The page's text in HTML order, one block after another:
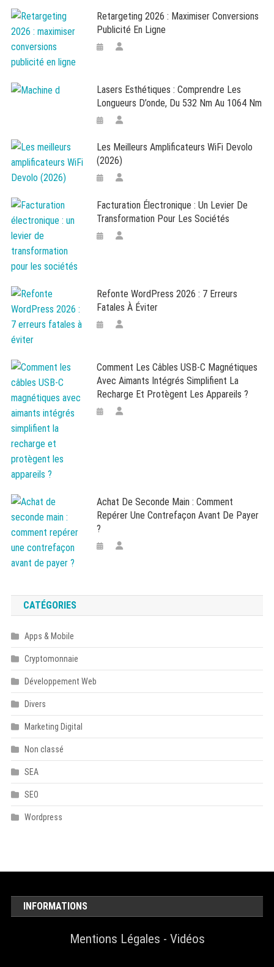
Retargeting 2026 : Maximiser Conversions
Publicité En Ligne
Lasers Esthétiques : Comprendre Les
Longueurs D’onde, Du 532 Nm Au 1064 Nm
Les Meilleurs Amplificateurs WiFi Devolo
(2026)
Facturation Électronique : Un Levier De
Transformation Pour Les Sociétés
Refonte WordPress 2026 : 7 Erreurs
Fatales À Éviter
Comment Les Câbles USB-C Magnétiques
Avec Aimants Intégrés Simplifient La
Recharge Et Protègent Les Appareils ?
Achat De Seconde Main : Comment
Repérer Une Contrefaçon Avant De Payer
?
CATÉGORIES
Apps & Mobile
Cryptomonnaie
Développement Web
Divers
Marketing Digital
Non classé
SEA
SEO
Wordpress
INFORMATIONS
Mentions Légales - Vidéos